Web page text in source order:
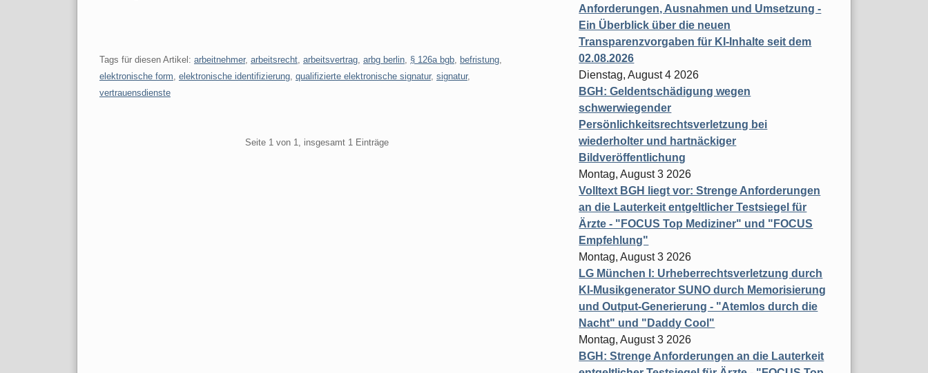
Tags für diesen Artikel: arbeitnehmer, arbeitsrecht arbeitsvertrag arbg berlin § 126a bgb befristung
elektronische form elektronische identifizierung qualifizierte elektronische signatur, signatur,
vertrauensdienste
Seite 1 von 1, insgesamt 1 Einträge
Anforderungen, Ausnahmen und Umsetzung -
Ein Überblick über die neuen
Transparenzvorgaben für KI-Inhalte seit dem
02.08.2026
Dienstag, August 4 2026
BGH: Geldentschädigung wegen
schwerwiegender
Persönlichkeitsrechtsverletzung bei
wiederholter und hartnäckiger
Bildveröffentlichung
Montag, August 3 2026
Volltext BGH liegt vor: Strenge Anforderungen
an die Lauterkeit entgeltlicher Testsiegel für
Ärzte - "FOCUS Top Mediziner" und "FOCUS
Empfehlung"
Montag, August 3 2026
LG München I: Urheberrechtsverletzung durch
KI-Musikgenerator SUNO durch Memorisierung
und Output-Generierung - "Atemlos durch die
Nacht" und "Daddy Cool"
Montag, August 3 2026
BGH: Strenge Anforderungen an die Lauterkeit